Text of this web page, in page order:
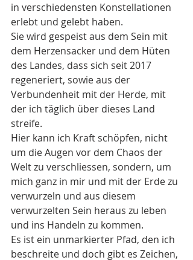
in verschiedensten Konstellationen
erlebt und gelebt haben.
Sie wird gespeist aus dem Sein mit
dem Herzensacker und dem Hüten
des Landes, dass sich seit 2017
regeneriert, sowie aus der
Verbundenheit mit der Herde, mit
der ich täglich über dieses Land
streife.
Hier kann ich Kraft schöpfen, nicht
um die Augen vor dem Chaos der
Welt zu verschliessen, sondern, um
mich ganz in mir und mit der Erde zu
verwurzeln und aus diesem
verwurzelten Sein heraus zu leben
und ins Handeln zu kommen.
Es ist ein unmarkierter Pfad, den ich
beschreite und doch gibt es Zeichen,